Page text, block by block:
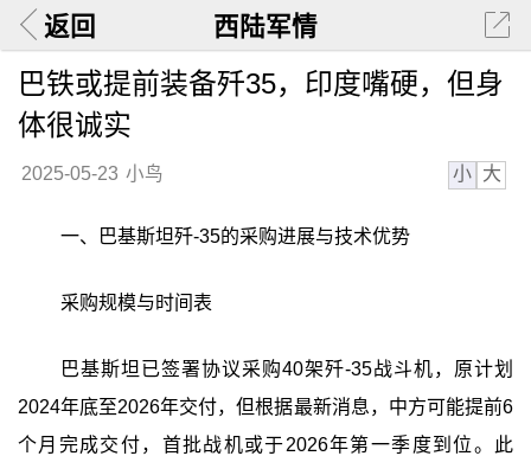
返回 西陆军情
巴铁或提前装备歼35，印度嘴硬，但身
体很诚实
2025-05-23 小鸟 小 大
一、巴基斯坦歼-35的采购进展与技术优势
采购规模与时间表
巴基斯坦已签署协议采购40架歼-35战斗机，原计划
2024年底至2026年交付，但根据最新消息，中方可能提前6
个月完成交付，首批战机或于2026年第一季度到位。此